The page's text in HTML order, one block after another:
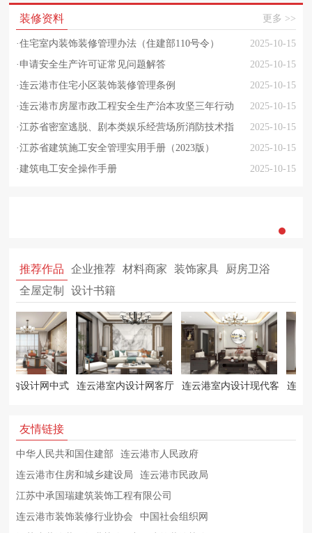
装修资料 更多 >>
·住宅室内装饰装修管理办法（住建部110号令）
2025-10-15
· 申请安全生产许可证常见问题解答
2025-10-15
·连云港市住宅小区装饰装修管理条例
2025-10-15
·连云港市房屋市政工程安全生产治本攻坚三年行动
实施方案
2025-10-15
·江苏省密室逃脱、剧本类娱乐经营场所消防技术指
引
2025-10-15
·江苏省建筑施工安全管理实用手册（2023版）
2025-10-15
·建筑电工安全操作手册 2025-10-15
推荐作品 企业推荐 材料商家 装饰家具
厨房卫浴
全屋定制
设计书籍
内设计网中式 连云港室内设计网客厅 连云港室内设计现代客 连云
友情链接
中华人民共和国住建部
连云港市人民政府
连云港市住房和城乡建设局
连云港市民政局
江苏中承国瑞建筑装饰工程有限公司
连云港市装饰装修行业协会
中国社会组织网